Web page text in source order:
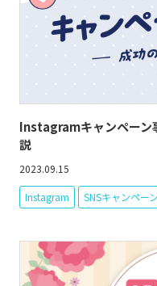
Instagramキャンペーン
説
2023.09.15
Instagram SNSキャンペーン